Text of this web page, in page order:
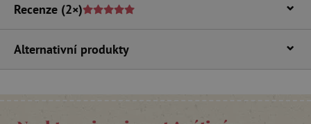
Recenze (2×)
Alternativní produkty
ANALYTICKÉ COOKIES
MARKETINGOVÉ COOKIES